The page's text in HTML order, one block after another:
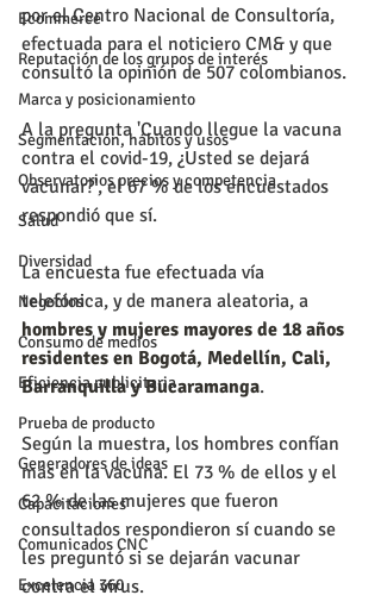
Ecommerce
Reputación de los grupos de interés
Marca y posicionamiento
Segmentación, hábitos y usos
Observatorios precios y competencia
Salud
Diversidad
Negocios
Consumo de medios
Eficiencia publicitaria
Prueba de producto
Generadores de ideas
Capacitaciones
Comunicados CNC
Excelencia 360
por el Centro Nacional de Consultoría,
efectuada para el noticiero CM& y que
consultó la opinión de 507 colombianos.
A la pregunta 'Cuando llegue la vacuna
contra el covid-19, ¿Usted se dejará
vacunar?', el 67 % de los encuestados
respondió que sí.
La encuesta fue efectuada vía
telefónica, y de manera aleatoria, a
hombres y mujeres mayores de 18 años
residentes en Bogotá, Medellín, Cali,
Barranquilla y Bucaramanga.
Según la muestra, los hombres confían
más en la vacuna. El 73 % de ellos y el
62 % de las mujeres que fueron
consultados respondieron sí cuando se
les preguntó si se dejarán vacunar
contra el virus.